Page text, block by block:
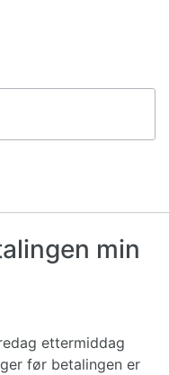
min
ettermiddag
før betalingen er